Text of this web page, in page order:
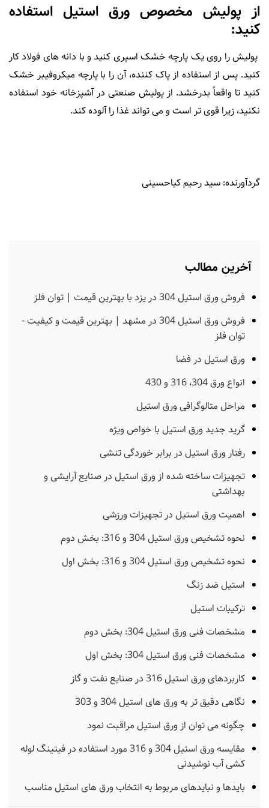
از پولیش مخصوص ورق استیل استفاده
کنید:
پولیش را روی یک پارچه خشک اسپری کنید و با دانه های فولاد کار
کنید. پس از استفاده از پاک کننده، آن را با پارچه میکروفیبر خشک
کنید تا واقعاً بدرخشد. از پولیش صنعتی در آشپزخانه خود استفاده
نکنید، زیرا قوی تر است و می تواند غذا را آلوده کند.
گردآورنده: سید رحیم کیاحسینی
آخرین مطالب
فروش ورق استیل 304 در یزد با بهترین قیمت | توان فلز
فروش ورق استیل 304 در مشهد | بهترین قیمت و کیفیت -
توان فلز
ورق استیل در فضا
انواع ورق 304، 316 و 430
مراحل متالوگرافی ورق استیل
گرید جدید ورق استیل با خواص ویژه
رفتار ورق استیل در برابر خوردگی تنشی
تجهیزات ساخته شده از ورق استیل در صنایع آرایشی و
بهداشتی
اهمیت ورق استیل در تجهیزات ورزشی
نحوه تشخیص ورق استیل 304 و 316: بخش دوم
نحوه تشخیص ورق استیل 304 و 316: بخش اول
استیل ضد زنگ
ترکیبات استیل
مشخصات فنی ورق استیل 304: بخش دوم
مشخصات فنی ورق استیل 304: بخش اول
کاربردهای ورق استیل 316 در صنایع نفت و گاز
نگاهی دقیق تر به ورق های استیل 304 و 303
چگونه می توان از ورق استیل مراقبت نمود
مقایسه ورق استیل 304 و 316 مورد استفاده در فیتینگ لوله
کشی آب نوشیدنی
بایدها و نبایدهای مربوط به انتخاب ورق های استیل مناسب